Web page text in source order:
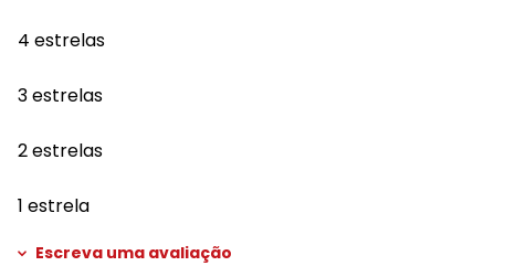
4 estrelas
3 estrelas
2 estrelas
1 estrela
Escreva uma avaliação